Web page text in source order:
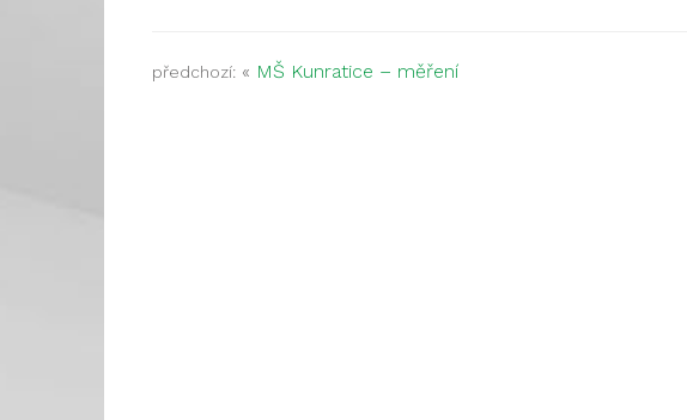
předchozí: « MŠ Kunratice – měření